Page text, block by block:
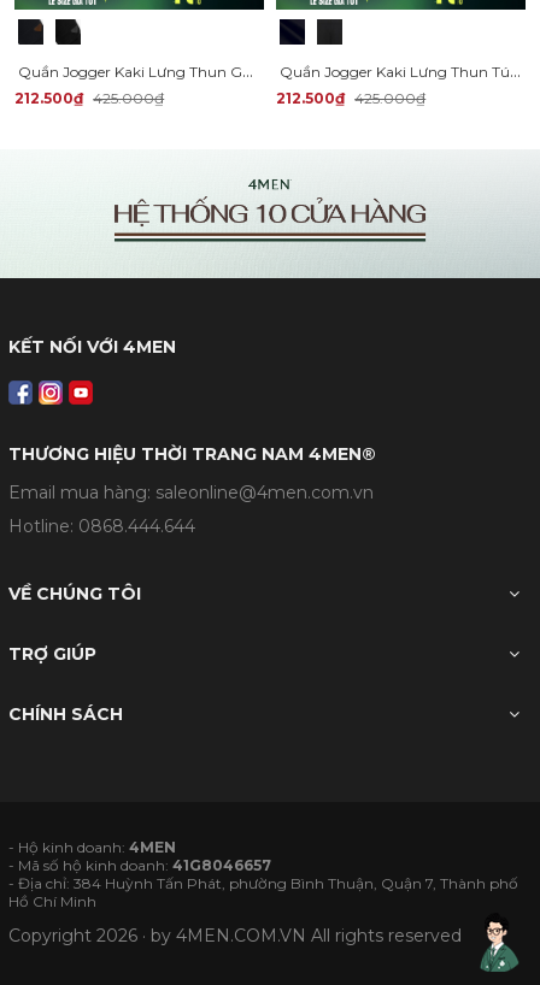
Quần Jogger Kaki Lưng Thun Gắn Tag Da Tam Giác Form Regular JO016
212.500₫ 425.000₫
Quần Jogger Kaki Lưng Thun Túi Hộp Form Regular JO015
212.500₫ 425.000₫
KẾT NỐI VỚI 4MEN
THƯƠNG HIỆU THỜI TRANG NAM 4MEN®
Email mua hàng: saleonline@4men.com.vn
Hotline: 0868.444.644
VỀ CHÚNG TÔI
TRỢ GIÚP
CHÍNH SÁCH
- Hộ kinh doanh:4MEN
- Mã số hộ kinh doanh:41G8046657
- Địa chỉ: 384 Huỳnh Tấn Phát, phường Bình Thuận, Quận 7, Thành phố
Hồ Chí Minh
Copyright 2026 · by4MEN.COM.VN All rights reserved